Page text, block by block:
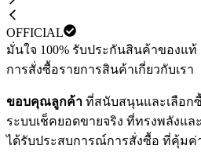
OFFICIAL
มั่นใจ 100% รับประกันสินค้าของแท้
การสั่งซื้อรายการสินค้าเกี่ยวกับเรา
ขอบคุณลูกค้า ที่สนับสนุนและเลือก
ระบบเช็คยอดขายจริง ที่ทรงพลังแ
ได้รับประสบการณ์การสั่งซื้อ ที่คุ้มค่